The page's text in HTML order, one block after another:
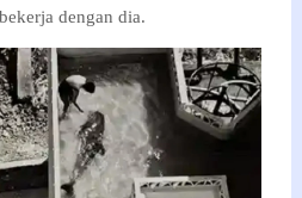
dengan dia.